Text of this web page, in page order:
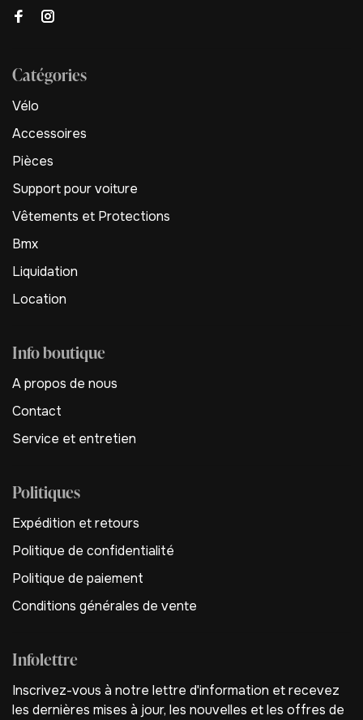
Catégories
Vélo
Accessoires
Pièces
Support pour voiture
Vêtements et Protections
Bmx
Liquidation
Location
Info boutique
A propos de nous
Contact
Service et entretien
Politiques
Expédition et retours
Politique de confidentialité
Politique de paiement
Conditions générales de vente
Infolettre
Inscrivez-vous à notre lettre d'information et recevez
les dernières mises à jour, les nouvelles et les offres de